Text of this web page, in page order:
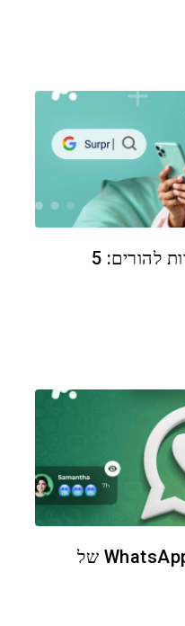
תוכנות למעקב אחר הקלדות להורים: 5
איך לראות את שיחות ה-WhatsApp של